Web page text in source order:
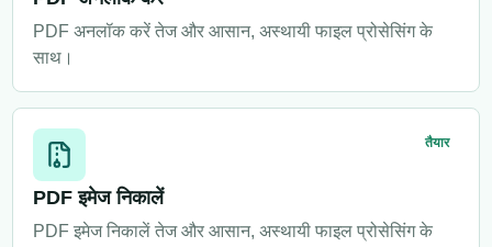
PDF अनलॉक करें तेज और आसान, अस्थायी फाइल प्रोसेसिंग के
साथ।
तैयार
PDF इमेज निकालें
PDF इमेज निकालें तेज और आसान, अस्थायी फाइल प्रोसेसिंग के